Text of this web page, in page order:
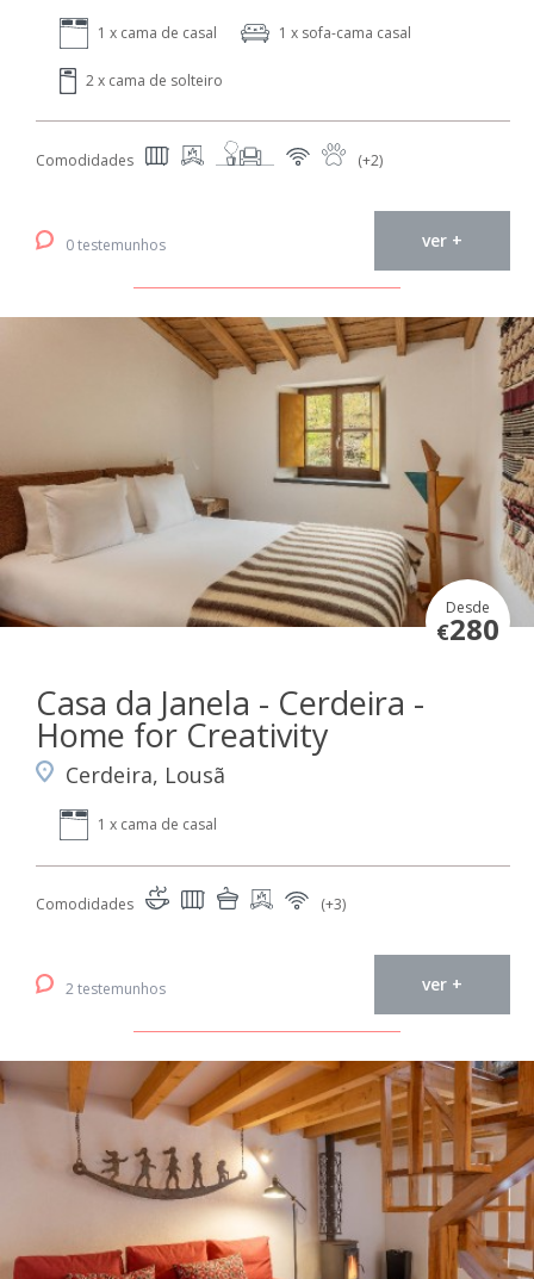
1 x cama de casal 1 x sofa-cama casal
2 x cama de solteiro
Comodidades (+2)
0 testemunhos ver +
Desde
€280
Casa da Janela - Cerdeira -
Home for Creativity
Cerdeira, Lousã
1 x cama de casal
Comodidades (+3)
2 testemunhos ver +